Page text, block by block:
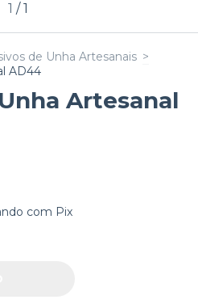
1 /1
de Unha Artesanais >
AD44
Artesanal
com Pix